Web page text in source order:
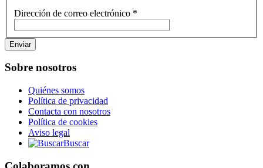
Dirección de correo electrónico *
Enviar
Sobre nosotros
Quiénes somos
Política de privacidad
Contacta con nosotros
Política de cookies
Aviso legal
Buscar